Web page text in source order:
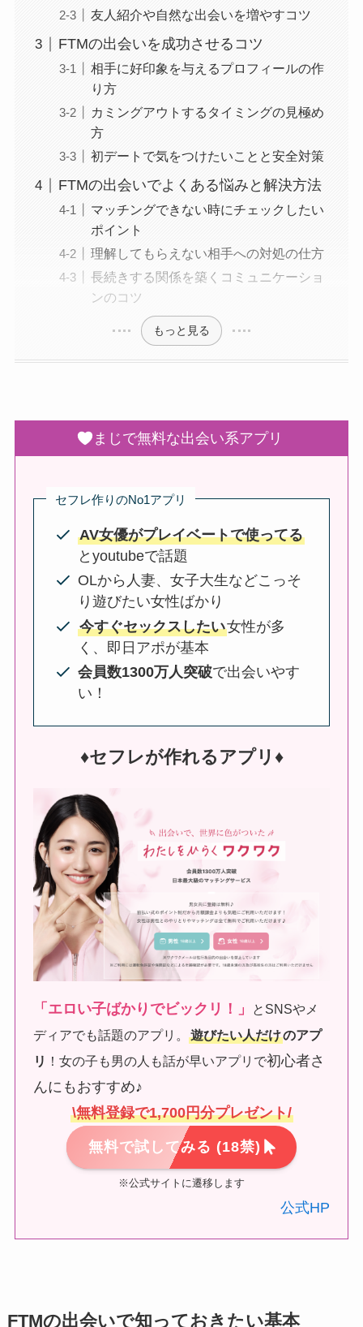
友人紹介や自然な出会いを増やすコツ
FTMの出会いを成功させるコツ
相手に好印象を与えるプロフィールの作
り方
カミングアウトするタイミングの見極め
方
初デートで気をつけたいことと安全対策
FTMの出会いでよくある悩みと解決方法
マッチングできない時にチェックしたい
ポイント
理解してもらえない相手への対処の仕方
長続きする関係を築くコミュニケーショ
ンのコツ
もっと見る
まじで無料な出会い系アプリ
セフレ作りのNo1アプリ
AV女優がプレイベートで使ってる
とyoutubeで話題
OLから人妻、女子大生などこっそ
り遊びたい女性ばかり
今すぐセックスしたい女性が多
く、即日アポが基本
会員数1300万人突破で出会いやす
い！
♦︎セフレが作れるアプリ♦︎
「エロい子ばかりでビックリ！」
とSNSやメ
ディアでも話題のアプリ。遊びたい人だけのアプ
リ ！女の子も男の人も話が早いアプリで初心者さ
んにもおすすめ♪
\無料登録で1,700円分プレゼント/
無料で試してみる (18禁)
※公式サイトに遷移します
公式HP
FTMの出会いで知っておきたい基本